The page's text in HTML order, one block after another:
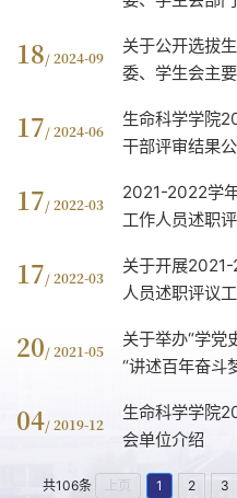
18/ 2024-09
关于公开选拔
委、学生会主
17/ 2024-06
生命科学学院
干部评审结果
17/ 2022-03
2021-2022学
工作人员述职
17/ 2022-03
关于开展
人员述职评议
20/ 2021-05
关于举办“学党
“讲述百年奋斗
04/ 2019-12
生命科学学院
会单位介绍
共106条 上页 1 2 3